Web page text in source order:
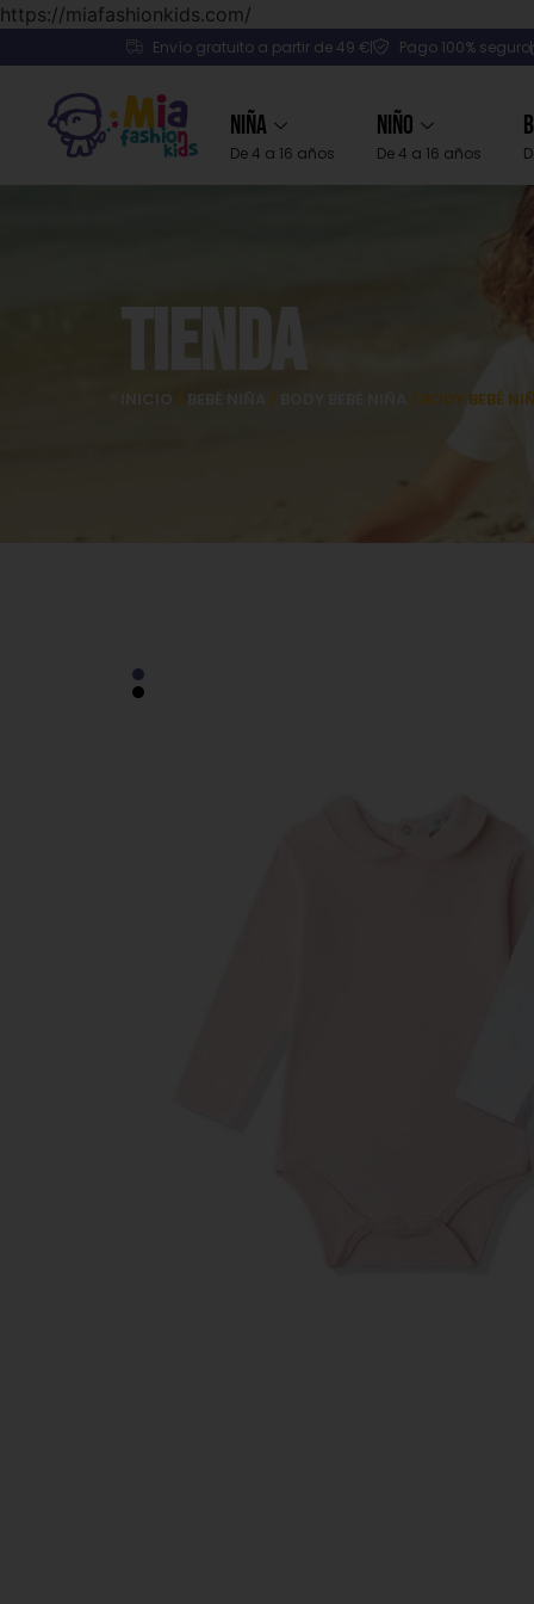
https://miafashionkids.com/
Envío gratuito a partir de 49 € Pago 100% seguro
Niña
De 4 a 16 años
Niño
De 4 a 16 años
Tienda
INICIO / BEBÉ NIÑA / / BODY BEBÉ